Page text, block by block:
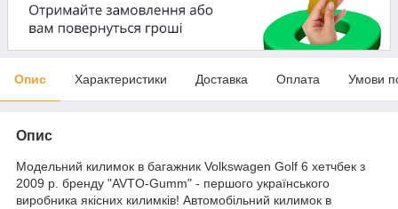
Опис Характеристики Доставка Оплата Умови
Опис
Модельний килимок в багажник Volkswagen Golf 6 хетчбек з
2009 р. бренду "AVTO-Gumm" - першого українського
виробника якісних килимків! Автомобільний килимок в